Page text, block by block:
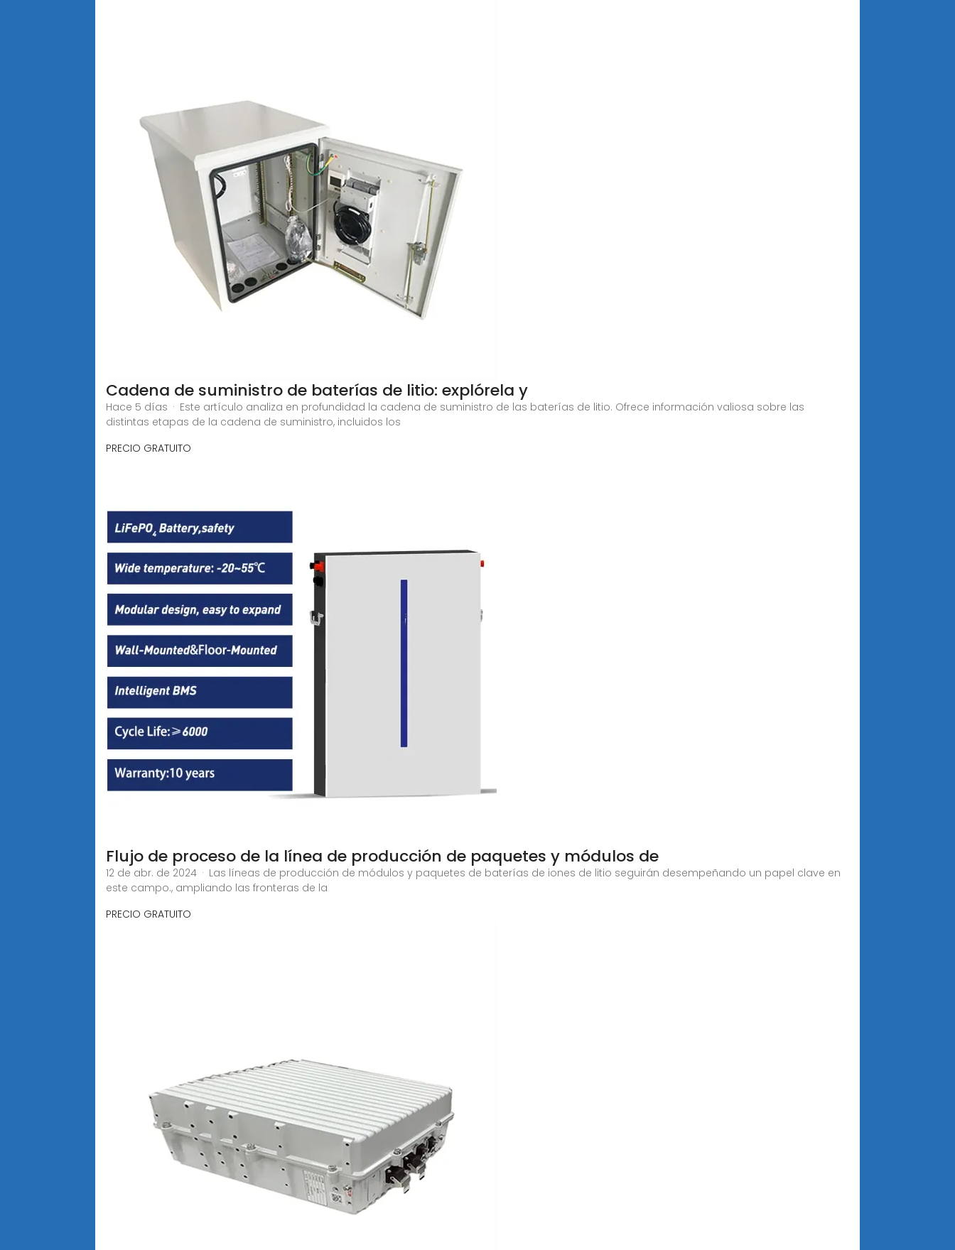
Cadena de suministro de baterías de litio: explórela y
Hace 5 días · Este artículo analiza en profundidad la cadena de suministro de las baterías de litio. Ofrece información valiosa sobre las
distintas etapas de la cadena de suministro, incluidos los
PRECIO GRATUITO
Flujo de proceso de la línea de producción de paquetes y módulos de
12 de abr. de 2024 · Las líneas de producción de módulos y paquetes de baterías de iones de litio seguirán desempeñando un papel clave en
este campo., ampliando las fronteras de la
PRECIO GRATUITO